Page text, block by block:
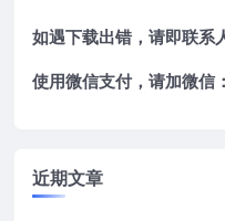
如遇下载出错，请即联系
使用微信支付，请加微信
近期文章